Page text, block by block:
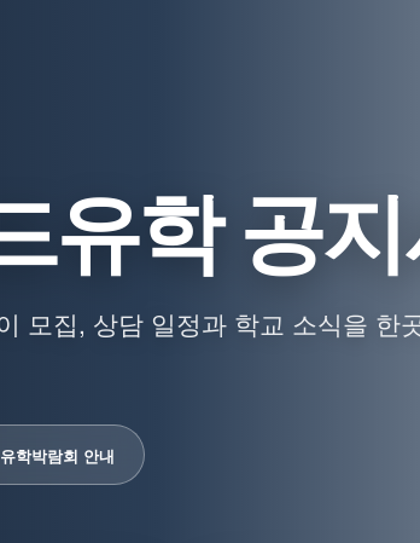
유학 공
모집, 상담 일정과 학교 소식을 한
학박람회 안내